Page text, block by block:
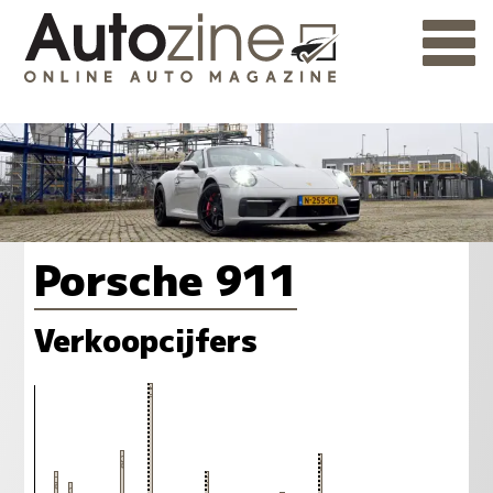
Porsche 911
Verkoopcijfers
80
86
106
79
85